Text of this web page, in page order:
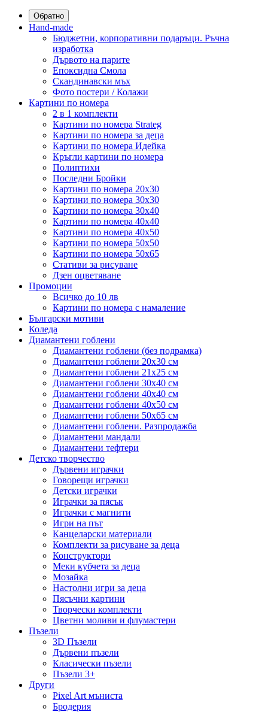
Обратно
Hand-made
Бюджетни, корпоративни подаръци. Ръчна
изработка
Дървото на парите
Епоксидна Смола
Скандинавски мъх
Фото постери / Колажи
Картини по номера
2 в 1 комплекти
Картини по номера Strateg
Картини по номера за деца
Картини по номера Идейка
Кръгли картини по номера
Полиптихи
Последни Бройки
Картини по номера 20x30
Картини по номера 30x30
Картини по номера 30x40
Картини по номера 40x40
Картини по номера 40x50
Картини по номера 50x50
Картини по номера 50x65
Стативи за рисуване
Дзен оцветяване
Промоции
Всичко до 10 лв
Картини по номера с намаление
Български мотиви
Коледа
Диамантени гоблени
Диамантени гоблени (без подрамка)
Диамантени гоблени 20x30 см
Диамантени гоблени 21x25 см
Диамантени гоблени 30x40 см
Диамантени гоблени 40x40 см
Диамантени гоблени 40x50 см
Диамантени гоблени 50x65 см
Диамантени гоблени. Разпродажба
Диамантени мандали
Диамантени тефтери
Детско творчество
Дървени играчки
Говорещи играчки
Детски играчки
Играчки за пясък
Играчки с магнити
Игри на път
Канцеларски материали
Комплекти за рисуване за деца
Конструктори
Меки кубчета за деца
Мозайка
Настолни игри за деца
Пясъчни картини
Творчески комплекти
Цветни моливи и флумастери
Пъзели
3D Пъзели
Дървени пъзели
Класически пъзели
Пъзели 3+
Други
Pixel Art мъниста
Бродерия